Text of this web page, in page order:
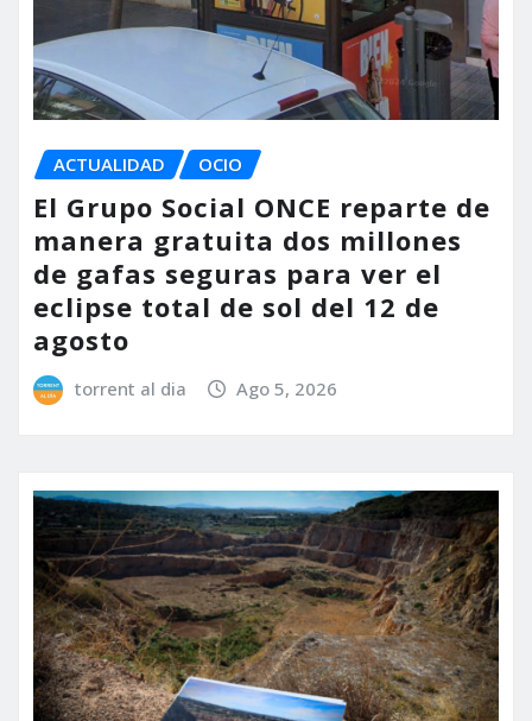
ACTUALIDAD OCIO
El Grupo Social ONCE reparte de
manera gratuita dos millones
de gafas seguras para ver el
eclipse total de sol del 12 de
agosto
torrent al dia Ago 5, 2026